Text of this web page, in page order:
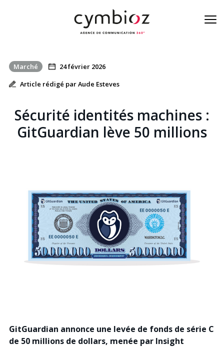
À la une de la cyber
Nos métiers
Contact
Recherche
Marché
24 février 2026
Article rédigé par Aude Esteves
Sécurité identités machines :
GitGuardian lève 50 millions
GitGuardian annonce une levée de fonds de série C
de 50 millions de dollars, menée par Insight